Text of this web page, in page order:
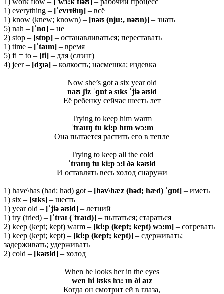
1) everything – [ˈevrɪθɪŋ] – всё
1) know (knew; known) – [nəʊ (nju:, nəʊn)] – знать
5) nah – [ˈnɑ] – не
2) stop – [stɒp] – останавливаться; переставать
1) time – [ˈtaɪm] – время
5) fi = to – [fi] – для (слэнг)
4) jeer – [dʒɪə] – колкость; насмешка; издевка
Now she’s got a six year old
naʊ ʃiz ˈɡɒt ə sɪks ˈjiə əʊld
Её ребенку сейчас шесть лет
Trying to keep him warm
ˈtraɪɪŋ tu ki:p hɪm wɔ:m
Она пытается растить его в тепле
Trying to keep all the cold
ˈtraɪɪŋ tu ki:p ɔ:l ðə kəʊld
И оставлять весь холод снаружи
1) have\has (had; had) got – [həv\hæz (həd; hæd) ˈɡɒt] – иметь
1) six – [sɪks] – шесть
1) year old – [ˈjiə əʊld] – летний
1) try (tried) – [ˈtraɪ (ˈtraɪd)] – пытаться; стараться
2) keep (kept; kept) warm – [ki:p (kept; kept) wɔ:m] – согревать
1) keep (kept; kept) – [ki:p (kept; kept)] – сдерживать;
задерживать; удерживать
2) cold – [kəʊld] – холод
When he looks her in the eyes
wen hi lʊks hɜ: ɪn ði aɪz
Когда он смотрит ей в глаза,